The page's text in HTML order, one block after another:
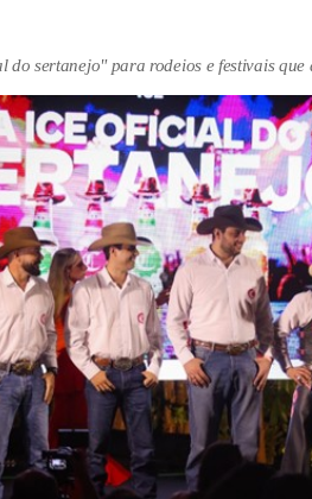
sertanejo" para rodeios e festivais que